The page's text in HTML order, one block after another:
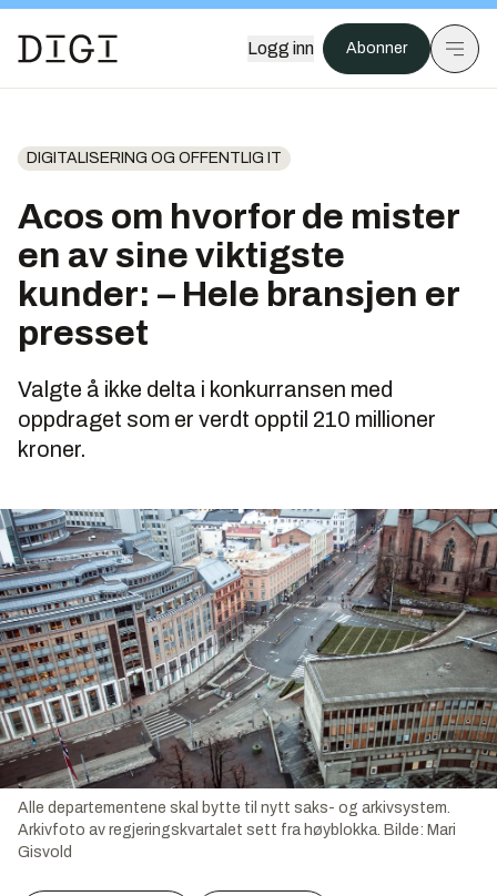
Logg inn Abonner
DIGITALISERING OG OFFENTLIG IT
Acos om hvorfor de mister
en av sine viktigste
kunder: – Hele bransjen er
presset
Valgte å ikke delta i konkurransen med
oppdraget som er verdt opptil 210 millioner
kroner.
Alle departementene skal bytte til nytt saks- og arkivsystem.
Arkivfoto av regjeringskvartalet sett fra høyblokka. Bilde: Mari
Gisvold